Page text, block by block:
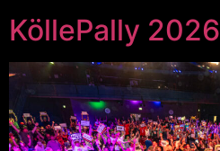
KöllePally 2026